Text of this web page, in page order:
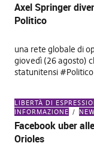
Axel Springer
Politico
una rete globale di
giovedì (26 agosto)
statunitensi
LIBERTÀ DI
INFORMAZIONE
Facebook uber
Orioles